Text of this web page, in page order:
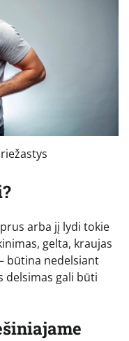
arba jį lydi tokie
gelta, kraujas
būtina nedelsiant
delsimas gali būti